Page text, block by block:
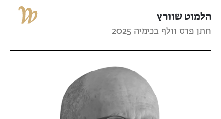
הלמוט שוורץ
חתן פרס וולף בכימיה 2025